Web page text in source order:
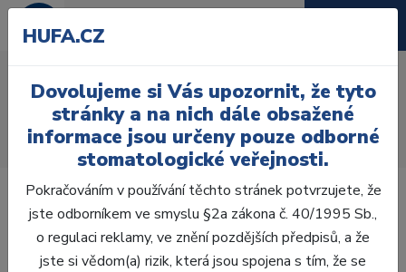
Úvod Ordinace
Endodoncie
Kořenové výplňové materiály
Definitivní
MTA biosealery
MTAFlow white kit
HUFA.CZ
Dovolujeme si Vás upozornit, že tyto
stránky a na nich dále obsažené
informace jsou určeny pouze odborné
stomatologické veřejnosti.
Pokračováním v používání těchto stránek potvrzujete, že
jste odborníkem ve smyslu §2a zákona č. 40/1995 Sb.,
o regulaci reklamy, ve znění pozdějších předpisů, a že
jste si vědom(a) rizik, která jsou spojena s tím, že se